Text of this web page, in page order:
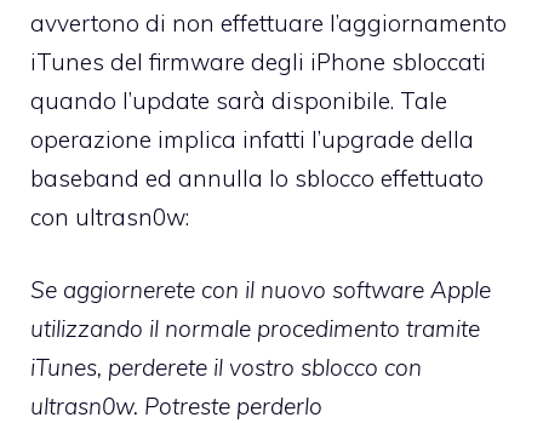
avvertono di non effettuare l’aggiornamento
iTunes del firmware degli iPhone sbloccati
quando l’update sarà disponibile. Tale
operazione implica infatti l’upgrade della
baseband ed annulla lo sblocco effettuato
con ultrasn0w:
Se aggiornerete con il nuovo software Apple
utilizzando il normale procedimento tramite
iTunes, perderete il vostro sblocco con
ultrasn0w. Potreste perderlo